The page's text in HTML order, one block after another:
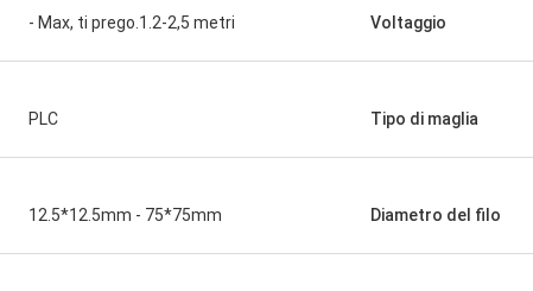
- Max, ti prego.1.2-2,5 metri Voltaggio
PLC Tipo di maglia
12.5*12.5mm - 75*75mm Diametro del filo